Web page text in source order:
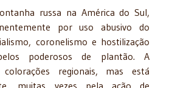
russa na América do Sul,
por uso abusivo do
coronelismo e hostilização
poderosos de plantão. A
regionais, mas está
muitas vezes pela ação de